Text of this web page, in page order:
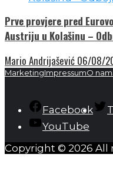
Prve provjere pred
Austriju u Kolašinu –
Mario Andrijašević 06/08/
MarketingImpressumO
Facebook
YouTube
Copyright © 2026 All